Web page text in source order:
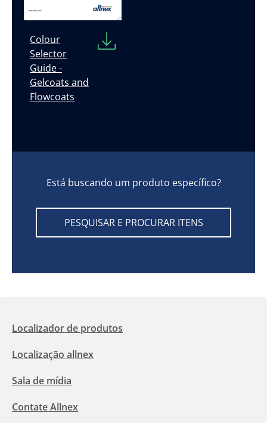
Colour
Selector
Guide -
Gelcoats and
Flowcoats
Está buscando um produto específico?
PESQUISAR E PROCURAR ITENS
Localizador de produtos
Localização allnex
Sala de mídia
Contate Allnex